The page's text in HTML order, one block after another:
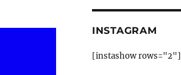
INSTAGRAM
[instashow rows="2"]